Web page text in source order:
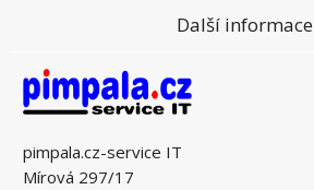
pimpala.cz-service IT
Mírová 297/17
Další informace